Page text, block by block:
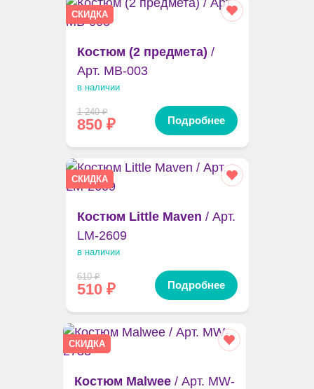
СКИДКА
Костюм (2 предмета) /
Арт. MB-003
в наличии
1 240₽
850₽ Подробнее
СКИДКА
Костюм Little Maven / Арт.
LM-2609
в наличии
610₽
510₽ Подробнее
СКИДКА
Костюм Malwee/ Арт. MW-